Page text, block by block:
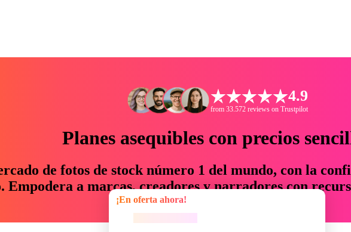
4.9
from 33.572 reviews on Trustpilot
Planes asequibles con precios
de fotos de stock número 1 del mundo, con la
Empodera a marcas, creadores y narradores con
un 76 % en tiempo y presupuesto.
¡En oferta ahora!